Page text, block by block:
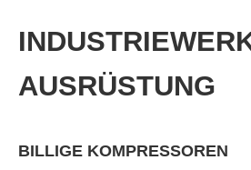
content
AUSRÜSTUNG
BILLIGE KOMPRESSOREN